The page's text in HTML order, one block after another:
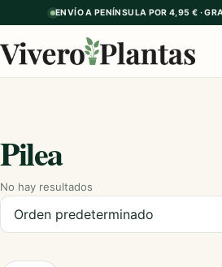
ENVÍO A PENÍNSULA POR 4,95 € ·
Pilea
No hay resultados
Ordenar productos